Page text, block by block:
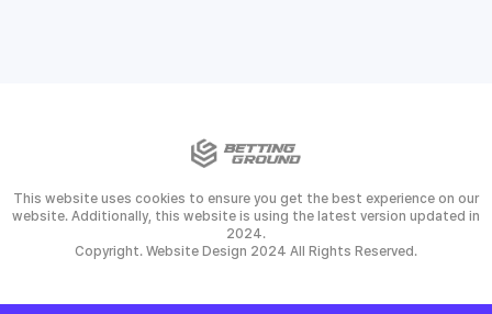
This website uses cookies to ensure you get the best experience on our
website. Additionally, this website is using the latest version updated in
2024.
Copyright. Website Design 2024 All Rights Reserved.